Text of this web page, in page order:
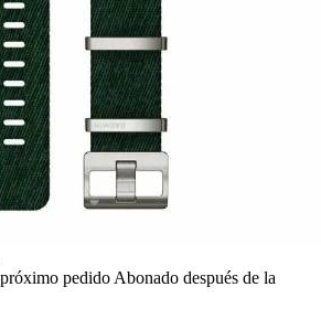
pedido Abonado después de la